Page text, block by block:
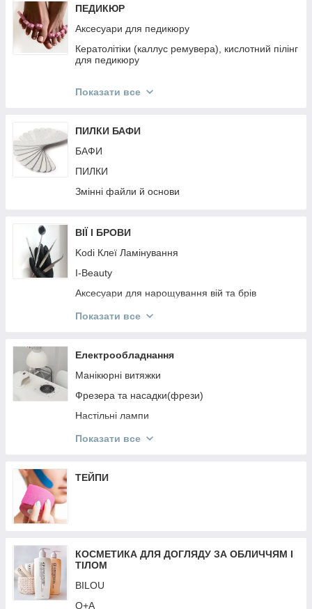
ПЕДИКЮР
Аксесуари для педикюру
Кератолітіки (каллус ремувера), кислотний пілінг
для педикюру
Показати все
ПИЛКИ БАФИ
БАФИ
ПИЛКИ
Змінні файли й основи
ВІЇ І БРОВИ
Kodi Клеї Ламінування
I-Beauty
Аксесуари для нарощування вій та брів
ReflectoCil
Levissime
ZOLA
Кисті для брів
Пінцети, ножнички для брів та аксесуари
NIKK MOLE
SCULPTOR
Показати все
Електрообладнання
Манікюрні витяжки
Фрезера та насадки(фрези)
Настільні лампи
Перукарське Електрообладнання
Обладнання для дезінфекції та стерилізації
Стартові набори
Показати все
ТЕЙПИ
КОСМЕТИКА ДЛЯ ДОГЛЯДУ ЗА ОБЛИЧЧЯМ І
ТІЛОМ
BILOU
Q+A